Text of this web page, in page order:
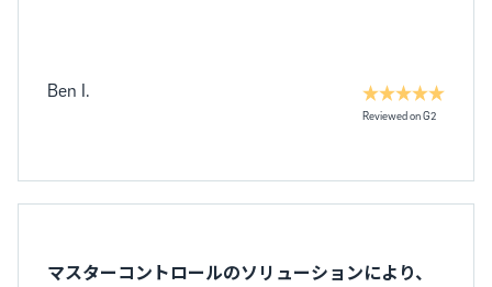
Ben I.
Reviewed on G2
マスターコントロールのソリューションにより、